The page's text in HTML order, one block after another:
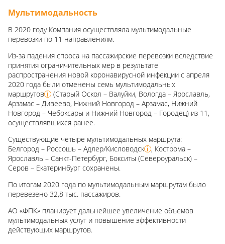
Мультимодальность
В 2020 году Компания осуществляла мультимодальные
перевозки по 11 направлениям.
Из-за падения спроса на пассажирские перевозки вследствие
принятия ограничительных мер в результате
распространения новой коронавирусной инфекции с апреля
2020 года были отменены семь мультимодальных
маршрутов
(Старый Оскол – Валуйки, Вологда – Ярославль,
Арзамас – Дивеево, Нижний Новгород – Арзамас, Нижний
Новгород – Чебоксары и Нижний Новгород – Городец) из 11,
осуществлявшихся ранее.
Существующие четыре мультимодальных маршрута:
Белгород – Россошь – Адлер/Кисловодск , Кострома –
Ярославль – Санкт-Петербург, Бокситы (Североуральск) –
Серов – Екатеринбург сохранены.
По итогам 2020 года по мультимодальным маршрутам было
перевезено 32,8 тыс. пассажиров.
АО «ФПК» планирует дальнейшее увеличение объемов
мультимодальных услуг и повышение эффективности
действующих маршрутов.